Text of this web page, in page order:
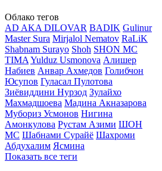
Облако тегов
AD AKA DILOVAR BADIK Gulinur
Master Sura Mirjalol Nematov RaLiK
Shabnam Surayo Shoh SHON MC
TIMA Yulduz Usmonova Алишер
Набиев Анвар Ахмедов Голибчон
Юсупов Гуласал Пулотова
Зиёвиддини Нурзод Зулайхо
Махмадшоева Мадина Акназарова
Мубориз Усмонов Нигина
Амонкулова Рустам Азими ШОН
МС Шабнами Сурайё Шахроми
Абдухалим Ясмина
Показать все теги